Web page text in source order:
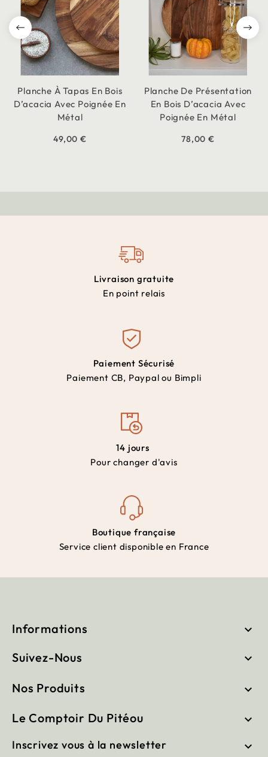
Planche À Tapas En Bois
D’acacia Avec Poignée En
Métal
49,00 €
Planche De Présentation
En Bois D’acacia Avec
Poignée En Métal
78,00 €
Livraison gratuite
En point relais
Paiement Sécurisé
Paiement CB, Paypal ou Bimpli
14 jours
Pour changer d'avis
Boutique française
Service client disponible en France
Informations 
Suivez-Nous 
Nos Produits 
Le Comptoir Du Pitéou 
Inscrivez vous à la newsletter 